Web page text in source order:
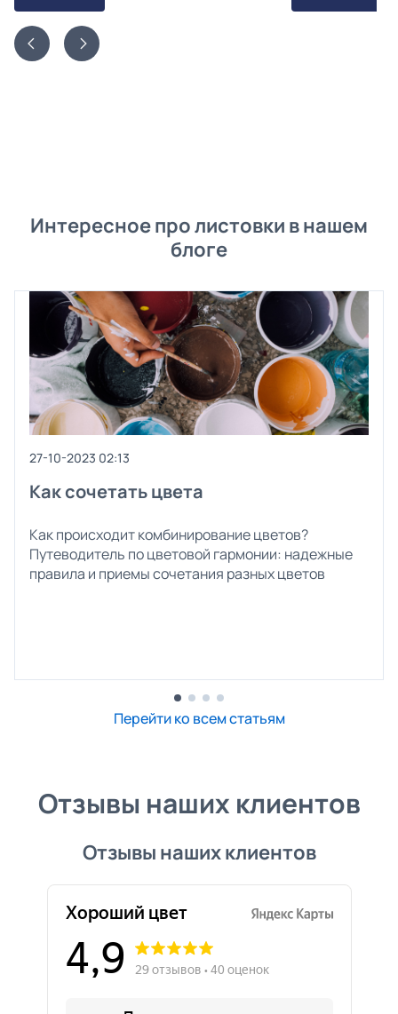
Интересное про листовки в нашем
блоге
27-10-2023 02:13
Как сочетать цвета
Как происходит комбинирование цветов?
Путеводитель по цветовой гармонии: надежные
правила и приемы сочетания разных цветов
Перейти ко всем статьям
Отзывы наших клиентов
Отзывы наших клиентов